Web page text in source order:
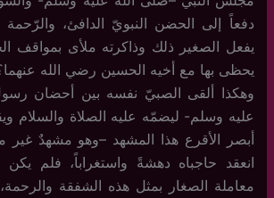
دفعاً إلى الحضن النبويّ الدافئ، والرّحمة
يفعل الصغير ذلك وذاكرته ملأى بمواقف
يحظى بها مع أخيه الحسين رضي الله
وهكذا ألقى الصبيّ نفسه بين أحضان
عليه وسلم- ليضمّه عليه الصلاة والسلام
أبصر الأقرع هذا المشهد –وهو مشهدٌ غير
انعقد حاجباه دهشةً واستغراباً، فلم
معاملة الصغار بمثل هذه الشفقة